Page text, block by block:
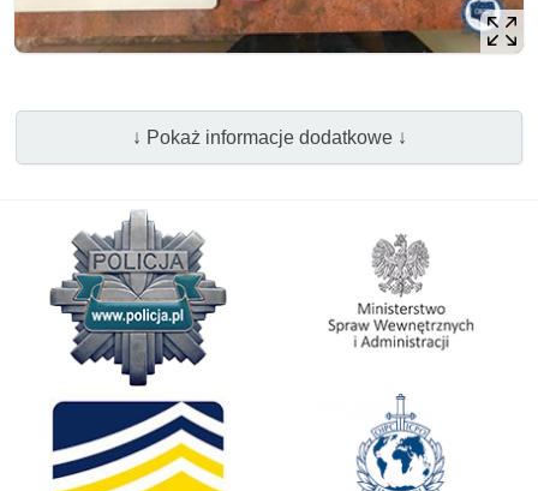
↓ Pokaż informacje dodatkowe ↓